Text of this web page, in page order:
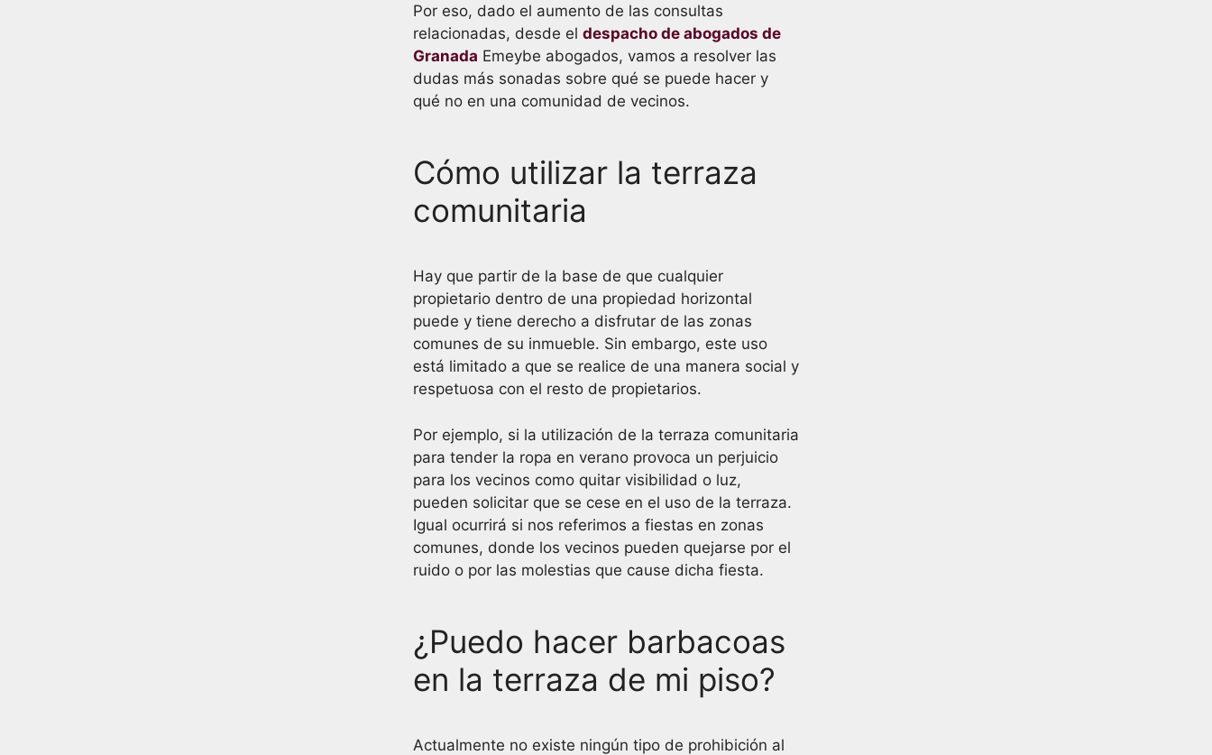
Por eso, dado el aumento de las consultas
relacionadas, desde el despacho de abogados de
Granada Emeybe abogados, vamos a resolver las
dudas más sonadas sobre qué se puede hacer y
qué no en una comunidad de vecinos.
Cómo utilizar la terraza
comunitaria
Hay que partir de la base de que cualquier
propietario dentro de una propiedad horizontal
puede y tiene derecho a disfrutar de las zonas
comunes de su inmueble. Sin embargo, este uso
está limitado a que se realice de una manera social y
respetuosa con el resto de propietarios.
Por ejemplo, si la utilización de la terraza comunitaria
para tender la ropa en verano provoca un perjuicio
para los vecinos como quitar visibilidad o luz,
pueden solicitar que se cese en el uso de la terraza.
Igual ocurrirá si nos referimos a fiestas en zonas
comunes, donde los vecinos pueden quejarse por el
ruido o por las molestias que cause dicha fiesta.
¿Puedo hacer barbacoas
en la terraza de mi piso?
Actualmente no existe ningún tipo de prohibición al